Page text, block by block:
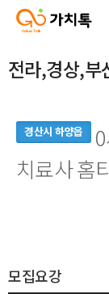
전라,경상,부
경산시 하양읍
치료사 홈
모집요강